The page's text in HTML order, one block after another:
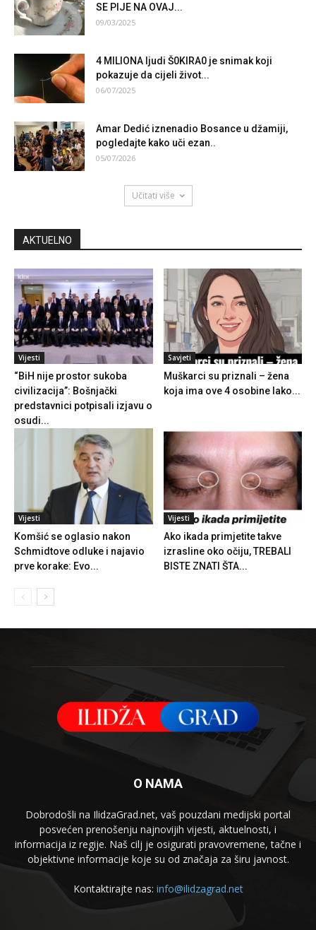
SE PIJE NA OVAJ...
09/03/2025
4 MILIONA ljudi Š0KIRA0 je snimak koji
pokazuje da cijeli život...
06/07/2025
Amar Dedić iznenadio Bosance u džamiji,
pogledajte kako uči ezan..
05/07/2026
Učitati više
AKTUELNO
Vijesti
“BiH nije prostor sukoba
civilizacija”: Bošnjački
predstavnici potpisali izjavu o
osudi...
Savjeti
Muškarci su priznali – žena
koja ima ove 4 osobine lako...
Vijesti
Komšić se oglasio nakon
Schmidtove odluke i najavio
prve korake: Evo...
Vijesti
Ako ikada primjetite takve
izrasline oko očiju, TREBALI
BISTE ZNATI ŠTA...
O NAMA
Dobrodošli na IlidzaGrad.net, vaš pouzdani medijski portal
posvećen prenošenju najnovijih vijesti, aktuelnosti, i
informacija iz regije. Naš cilj je osigurati pravovremene, tačne i
objektivne informacije koje su od značaja za širu javnost.
Kontaktirajte nas: info@ilidzagrad.net